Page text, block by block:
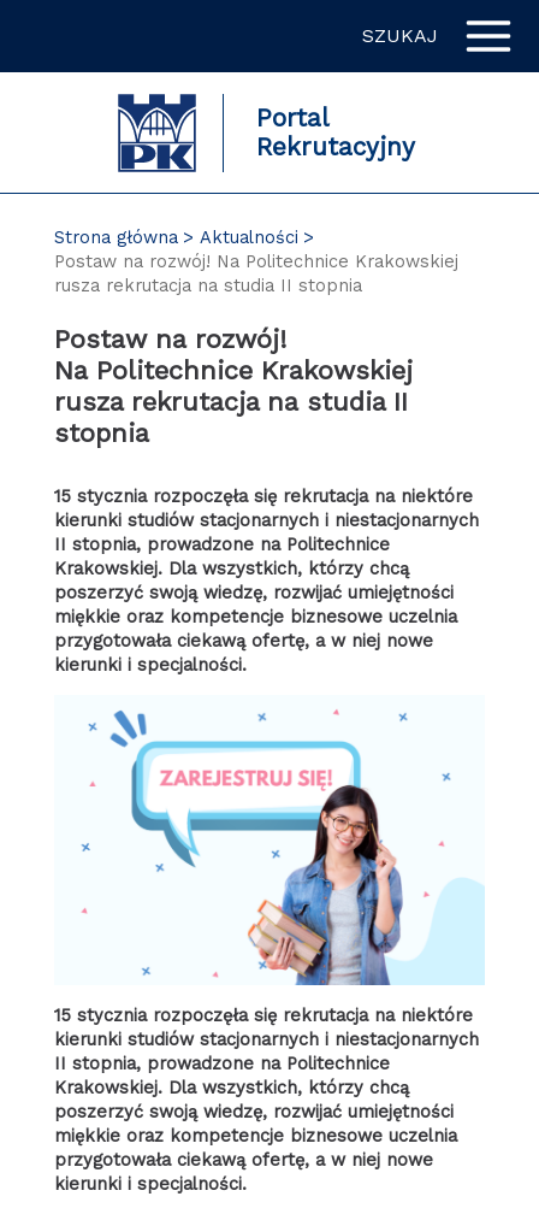
SZUKAJ
Portal
Rekrutacyjny
Strona główna
Aktualności
Postaw na rozwój! Na Politechnice Krakowskiej
rusza rekrutacja na studia II stopnia
Postaw na rozwój!
Na Politechnice Krakowskiej
rusza rekrutacja na studia II
stopnia
15 stycznia rozpoczęła się rekrutacja na niektóre
kierunki studiów stacjonarnych i niestacjonarnych
II stopnia, prowadzone na Politechnice
Krakowskiej. Dla wszystkich, którzy chcą
poszerzyć swoją wiedzę, rozwijać umiejętności
miękkie oraz kompetencje biznesowe uczelnia
przygotowała ciekawą ofertę, a w niej nowe
kierunki i specjalności.
15 stycznia rozpoczęła się rekrutacja na niektóre
kierunki studiów stacjonarnych i niestacjonarnych
II stopnia, prowadzone na Politechnice
Krakowskiej. Dla wszystkich, którzy chcą
poszerzyć swoją wiedzę, rozwijać umiejętności
miękkie oraz kompetencje biznesowe uczelnia
przygotowała ciekawą ofertę, a w niej nowe
kierunki i specjalności.